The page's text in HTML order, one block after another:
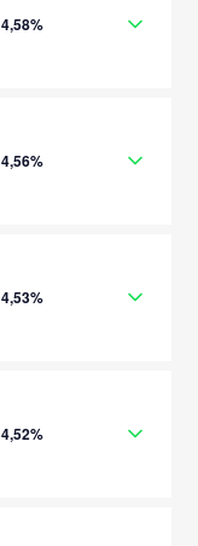
4,58%
4,56%
4,53%
4,52%